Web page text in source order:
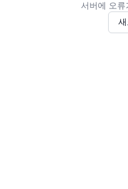
서버에 오